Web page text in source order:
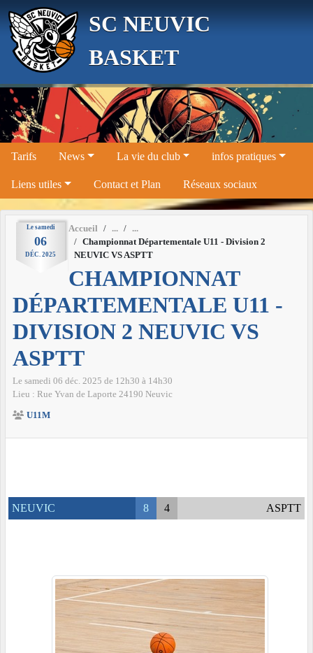
SC NEUVIC
BASKET
Tarifs News La vie du club infos pratiques
Liens utiles Contact et Plan Réseaux sociaux
Le samedi
06
DÉC. 2025
Accueil
Championnat Départementale U11 - Division 2
NEUVIC VS ASPTT
CHAMPIONNAT
DÉPARTEMENTALE U11 -
DIVISION 2 NEUVIC VS
ASPTT
Le samedi 06 déc. 2025 de 12h30 à 14h30
Lieu : Rue Yvan de Laporte 24190 Neuvic
U11M
NEUVIC 8 4 ASPTT
Panneau de gestion des cookies